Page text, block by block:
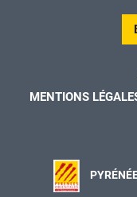
MENTIONS